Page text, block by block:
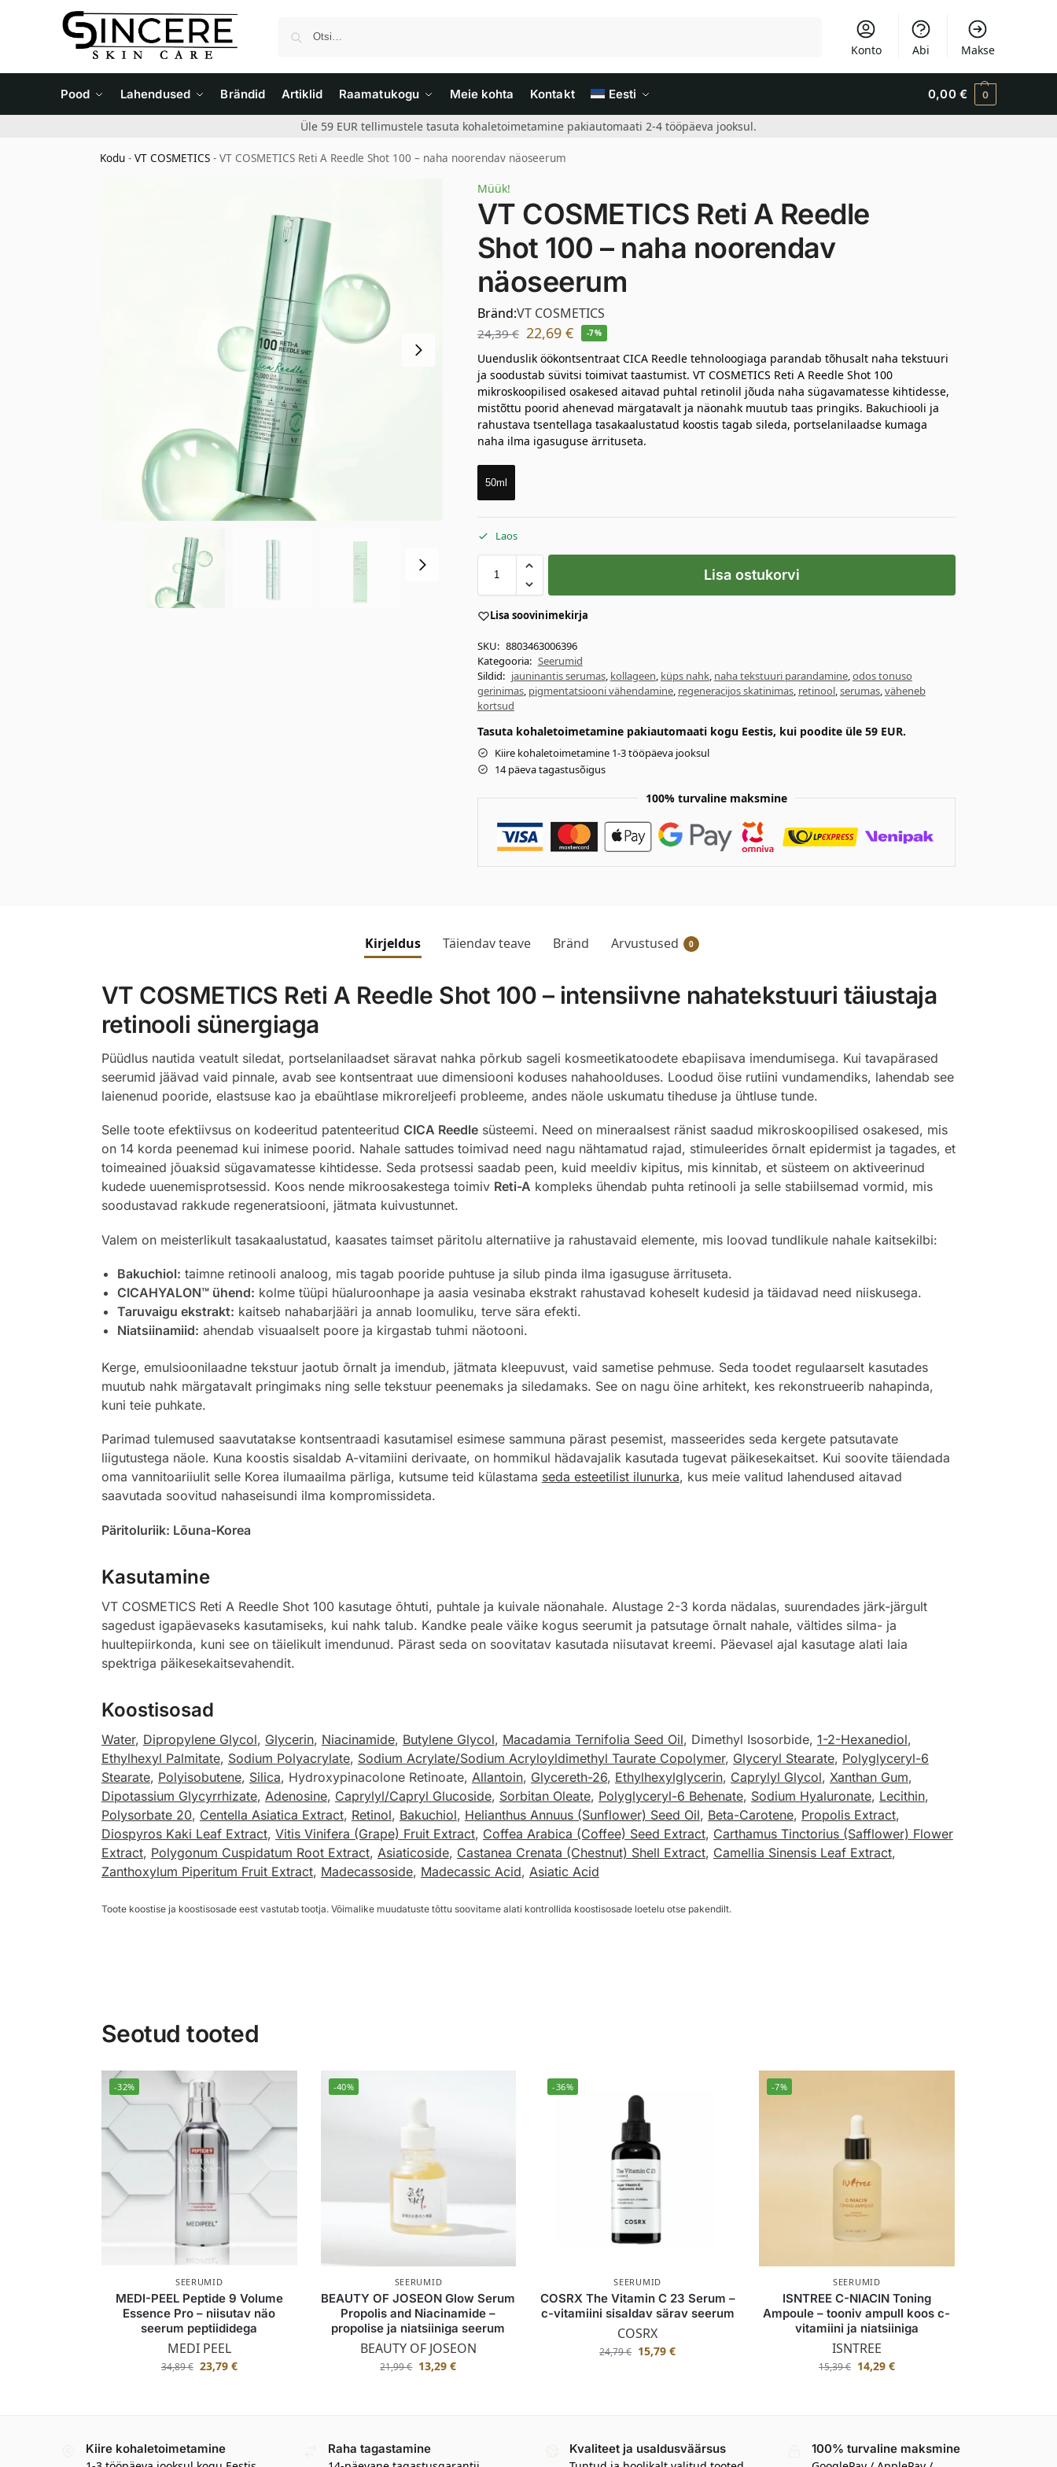
Konto Abi Makse
Pood Lahendused Brändid Artiklid Raamatukogu Meie kohta Kontakt Eesti 0,00 € 0
Üle 59 EUR tellimustele tasuta kohaletoimetamine pakiautomaati 2-4 tööpäeva jooksul.
Kodu -VT COSMETICS -VT COSMETICS Reti A Reedle Shot 100 – naha noorendav näoseerum
Müük!
VT COSMETICS Reti A Reedle
Shot 100 – naha noorendav
näoseerum
Bränd:VT COSMETICS
24,39€ 22,69 € -7%
Uuenduslik öökontsentraat CICA Reedle tehnoloogiaga parandab tõhusalt naha tekstuuri
ja soodustab süvitsi toimivat taastumist. VT COSMETICS Reti A Reedle Shot 100
mikroskoopilised osakesed aitavad puhtal retinolil jõuda naha sügavamatesse kihtidesse,
mistõttu poorid ahenevad märgatavalt ja näonahk muutub taas pringiks. Bakuchiooli ja
rahustava tsentellaga tasakaalustatud koostis tagab sileda, portselanilaadse kumaga
naha ilma igasuguse ärrituseta.
50ml
Laos
Lisa ostukorvi
Lisa soovinimekirja
SKU: 8803463006396
Kategooria: Seerumid
Sildid: jauninantis serumas, kollageen, küps nahk, naha tekstuuri parandamine,odos tonuso
gerinimas, pigmentatsiooni vähendamine, regeneracijos skatinimas, retinool,serumas,väheneb
kortsud
Tasuta kohaletoimetamine pakiautomaati kogu Eestis, kui poodite üle 59 EUR.
Kiire kohaletoimetamine 1-3 tööpäeva jooksul
14 päeva tagastusõigus
100% turvaline maksmine
Kirjeldus Täiendav teave Bränd Arvustused 0
VT COSMETICS Reti A Reedle Shot 100 – intensiivne nahatekstuuri täiustaja
retinooli sünergiaga
Püüdlus nautida veatult siledat, portselanilaadset säravat nahka põrkub sageli kosmeetikatoodete ebapiisava imendumisega. Kui tavapärased
seerumid jäävad vaid pinnale, avab see kontsentraat uue dimensiooni koduses nahahoolduses. Loodud öise rutiini vundamendiks, lahendab see
laienenud pooride, elastsuse kao ja ebaühtlase mikroreljeefi probleeme, andes näole uskumatu tiheduse ja ühtluse tunde.
Selle toote efektiivsus on kodeeritud patenteeritud CICA Reedlesüsteemi. Need on mineraalsest ränist saadud mikroskoopilised osakesed, mis
on 14 korda peenemad kui inimese poorid. Nahale sattudes toimivad need nagu nähtamatud rajad, stimuleerides õrnalt epidermist ja tagades, et
toimeained jõuaksid sügavamatesse kihtidesse. Seda protsessi saadab peen, kuid meeldiv kipitus, mis kinnitab, et süsteem on aktiveerinud
kudede uuenemisprotsessid. Koos nende mikroosakestega toimiv Reti-A kompleks ühendab puhta retinooli ja selle stabiilsemad vormid, mis
soodustavad rakkude regeneratsiooni, jätmata kuivustunnet.
Valem on meisterlikult tasakaalustatud, kaasates taimset päritolu alternatiive ja rahustavaid elemente, mis loovad tundlikule nahale kaitsekilbi:
Bakuchiol: taimne retinooli analoog, mis tagab pooride puhtuse ja silub pinda ilma igasuguse ärrituseta.
CICAHYALON™ ühend: kolme tüüpi hüaluroonhape ja aasia vesinaba ekstrakt rahustavad koheselt kudesid ja täidavad need niiskusega.
Taruvaigu ekstrakt: kaitseb nahabarjääri ja annab loomuliku, terve sära efekti.
Niatsiinamiid: ahendab visuaalselt poore ja kirgastab tuhmi näotooni.
Kerge, emulsioonilaadne tekstuur jaotub õrnalt ja imendub, jätmata kleepuvust, vaid sametise pehmuse. Seda toodet regulaarselt kasutades
muutub nahk märgatavalt pringimaks ning selle tekstuur peenemaks ja siledamaks. See on nagu öine arhitekt, kes rekonstrueerib nahapinda,
kuni teie puhkate.
Parimad tulemused saavutatakse kontsentraadi kasutamisel esimese sammuna pärast pesemist, masseerides seda kergete patsutavate
liigutustega näole. Kuna koostis sisaldab A-vitamiini derivaate, on hommikul hädavajalik kasutada tugevat päikesekaitset. Kui soovite täiendada
oma vannitoariiulit selle Korea ilumaailma pärliga, kutsume teid külastama seda esteetilist ilunurka, kus meie valitud lahendused aitavad
saavutada soovitud nahaseisundi ilma kompromissideta.
Päritoluriik: Lõuna-Korea
Kasutamine
VT COSMETICS Reti A Reedle Shot 100 kasutage õhtuti, puhtale ja kuivale näonahale. Alustage 2-3 korda nädalas, suurendades järk-järgult
sagedust igapäevaseks kasutamiseks, kui nahk talub. Kandke peale väike kogus seerumit ja patsutage õrnalt nahale, vältides silma- ja
huultepiirkonda, kuni see on täielikult imendunud. Pärast seda on soovitatav kasutada niisutavat kreemi. Päevasel ajal kasutage alati laia
spektriga päikesekaitsevahendit.
Koostisosad
Water, Dipropylene Glycol, Glycerin, Niacinamide, Butylene Glycol, Macadamia Ternifolia Seed Oil, Dimethyl Isosorbide, 1-2-Hexanediol,
Ethylhexyl Palmitate, Sodium Polyacrylate, Sodium Acrylate/Sodium Acryloyldimethyl Taurate Copolymer, Glyceryl Stearate, Polyglyceryl-6
Stearate, Polyisobutene, Silica, Hydroxypinacolone Retinoate, Allantoin, Glycereth-26, Ethylhexylglycerin, Caprylyl Glycol, Xanthan Gum,
Dipotassium Glycyrrhizate, Adenosine, Caprylyl/Capryl Glucoside, Sorbitan Oleate, Polyglyceryl-6 Behenate, Sodium Hyaluronate, Lecithin,
Polysorbate 20, Centella Asiatica Extract, Retinol, Bakuchiol, Helianthus Annuus (Sunflower) Seed Oil, Beta-Carotene, Propolis Extract,
Diospyros Kaki Leaf Extract, Vitis Vinifera (Grape) Fruit Extract, Coffea Arabica (Coffee) Seed Extract, Carthamus Tinctorius (Safflower) Flower
Extract, Polygonum Cuspidatum Root Extract, Asiaticoside, Castanea Crenata (Chestnut) Shell Extract, Camellia Sinensis Leaf Extract,
Zanthoxylum Piperitum Fruit Extract, Madecassoside, Madecassic Acid, Asiatic Acid
Toote koostise ja koostisosade eest vastutab tootja. Võimalike muudatuste tõttu soovitame alati kontrollida koostisosade loetelu otse pakendilt.
Seotud tooted
-32%
SEERUMID
MEDI-PEEL Peptide 9 Volume
Essence Pro – niisutav näo
seerum peptiididega
MEDI PEEL
34,89€ 23,79 €
-40%
SEERUMID
BEAUTY OF JOSEON Glow Serum
Propolis and Niacinamide –
propolise ja niatsiiniga seerum
BEAUTY OF JOSEON
21,99€ 13,29€
-36%
SEERUMID
COSRX The Vitamin C 23 Serum –
c-vitamiini sisaldav särav seerum
COSRX
24,79€ 15,79€
-7%
SEERUMID
ISNTREE C-NIACIN Toning
Ampoule – tooniv ampull koos c-
vitamiini ja niatsiiniga
ISNTREE
15,39€ 14,29 €
Kiire kohaletoimetamine
Raha tagastamine
Kvaliteet ja usaldusväärsus
100% turvaline maksmine